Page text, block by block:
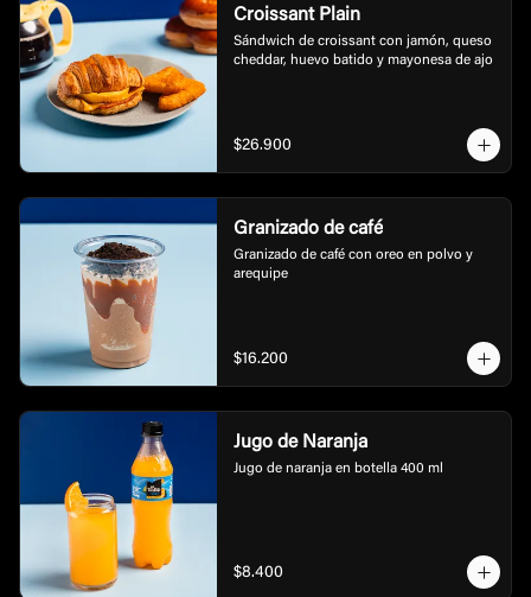
Croissant Plain
Sándwich de croissant con jamón, queso
cheddar, huevo batido y mayonesa de ajo
$26.900
Granizado de café
Granizado de café con oreo en polvo y
arequipe
$16.200
Jugo de Naranja
Jugo de naranja en botella 400 ml
$8.400